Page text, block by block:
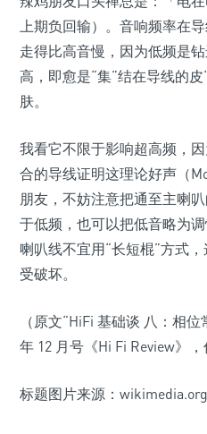
上期负回输）。音响频率在
走得比高音慢，因为低频是
高，即愈是“集”结在导线的
肤。
我看它不限于影响超高频，
合的导线证明这理论好声（
朋友，不妨注意把通至主喇
于低频，也可以把低音略为
喇叭线不宜用“长短棍”方式
受破坏。
（原文“HiFi 基础谈 八：相
年 12 月号《Hi Fi Review》，
标题图片来源：wikimedia.org